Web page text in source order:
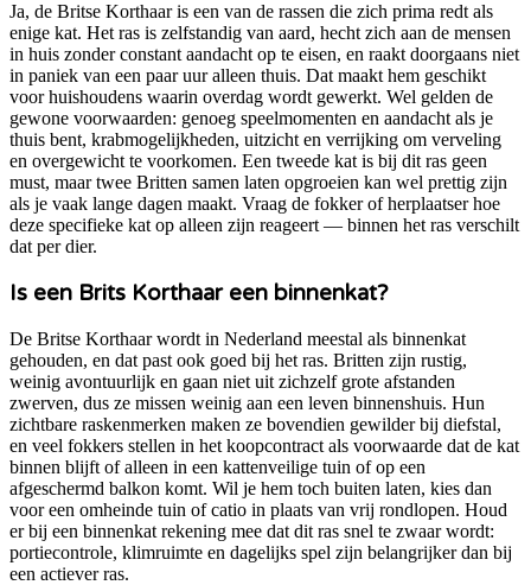
Ja, de Britse Korthaar is een van de rassen die zich prima redt als
enige kat. Het ras is zelfstandig van aard, hecht zich aan de mensen
in huis zonder constant aandacht op te eisen, en raakt doorgaans niet
in paniek van een paar uur alleen thuis. Dat maakt hem geschikt
voor huishoudens waarin overdag wordt gewerkt. Wel gelden de
gewone voorwaarden: genoeg speelmomenten en aandacht als je
thuis bent, krabmogelijkheden, uitzicht en verrijking om verveling
en overgewicht te voorkomen. Een tweede kat is bij dit ras geen
must, maar twee Britten samen laten opgroeien kan wel prettig zijn
als je vaak lange dagen maakt. Vraag de fokker of herplaatser hoe
deze specifieke kat op alleen zijn reageert — binnen het ras verschilt
dat per dier.
Is een Brits Korthaar een binnenkat?
De Britse Korthaar wordt in Nederland meestal als binnenkat
gehouden, en dat past ook goed bij het ras. Britten zijn rustig,
weinig avontuurlijk en gaan niet uit zichzelf grote afstanden
zwerven, dus ze missen weinig aan een leven binnenshuis. Hun
zichtbare raskenmerken maken ze bovendien gewilder bij diefstal,
en veel fokkers stellen in het koopcontract als voorwaarde dat de kat
binnen blijft of alleen in een kattenveilige tuin of op een
afgeschermd balkon komt. Wil je hem toch buiten laten, kies dan
voor een omheinde tuin of catio in plaats van vrij rondlopen. Houd
er bij een binnenkat rekening mee dat dit ras snel te zwaar wordt:
portiecontrole, klimruimte en dagelijks spel zijn belangrijker dan bij
een actiever ras.